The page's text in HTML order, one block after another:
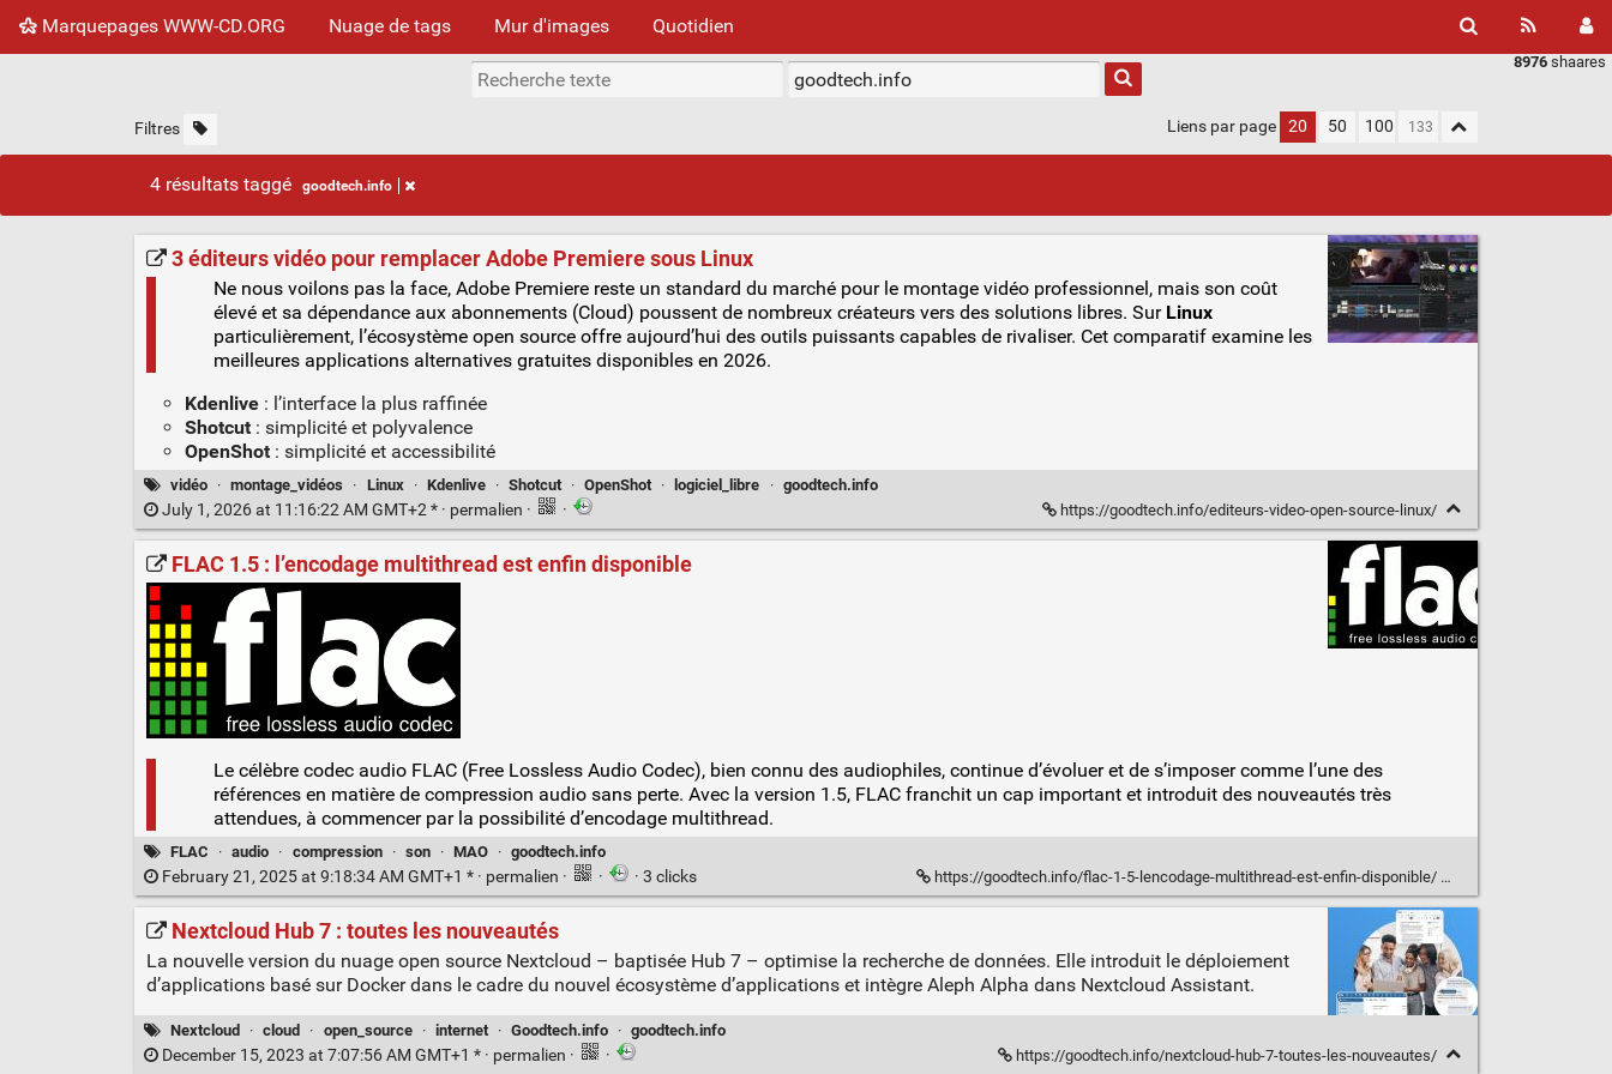
Marquepages WWW-CD.ORG Nuage de tags Mur d'images Quotidien
8976 shaares
Filtres Liens par page 20 50 100
4 résultats taggé goodtech.info
3 éditeurs vidéo pour remplacer Adobe Premiere sous Linux
Ne nous voilons pas la face, Adobe Premiere reste un standard du marché pour le montage vidéo professionnel, mais son coût
élevé et sa dépendance aux abonnements (Cloud) poussent de nombreux créateurs vers des solutions libres. Sur Linux
particulièrement, l’écosystème open source offre aujourd’hui des outils puissants capables de rivaliser. Cet comparatif examine les
meilleures applications alternatives gratuites disponibles en 2026.
Kdenlive: l’interface la plus raffinée
Shotcut: simplicité et polyvalence
OpenShot: simplicité et accessibilité
vidéo · montage_vidéos · Linux · Kdenlive · Shotcut · OpenShot · logiciel_libre · goodtech.info
July 1, 2026 at 11:16:22 AM GMT+2 * · permalien · · https://goodtech.info/editeurs-video-open-source-linux/
FLAC 1.5 : l’encodage multithread est enfin disponible
Le célèbre codec audio FLAC (Free Lossless Audio Codec), bien connu des audiophiles, continue d’évoluer et de s’imposer comme l’une des
références en matière de compression audio sans perte. Avec la version 1.5, FLAC franchit un cap important et introduit des nouveautés très
attendues, à commencer par la possibilité d’encodage multithread.
FLAC · audio · compression · son · MAO · goodtech.info
February 21, 2025 at 9:18:34 AM GMT+1 * · permalien · · · 3 clicks https://goodtech.info/flac-1-5-lencodage-multithread-est-enfin-disponible/
Nextcloud Hub 7 : toutes les nouveautés
La nouvelle version du nuage open source Nextcloud – baptisée Hub 7 – optimise la recherche de données. Elle introduit le déploiement
d’applications basé sur Docker dans le cadre du nouvel écosystème d’applications et intègre Aleph Alpha dans Nextcloud Assistant.
Nextcloud · cloud · open_source · internet · Goodtech.info · goodtech.info
December 15, 2023 at 7:07:56 AM GMT+1 * · permalien · · https://goodtech.info/nextcloud-hub-7-toutes-les-nouveautes/